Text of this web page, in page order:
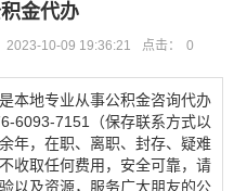
金代办
2023-10-09 19:36:21 点击： 0
本地专业从事公积金咨询代办
6093-7151（保存联系方式以
年，在职、离职、封存、疑难
收取任何费用，安全可靠，请
以及资源，服务广大朋友的公